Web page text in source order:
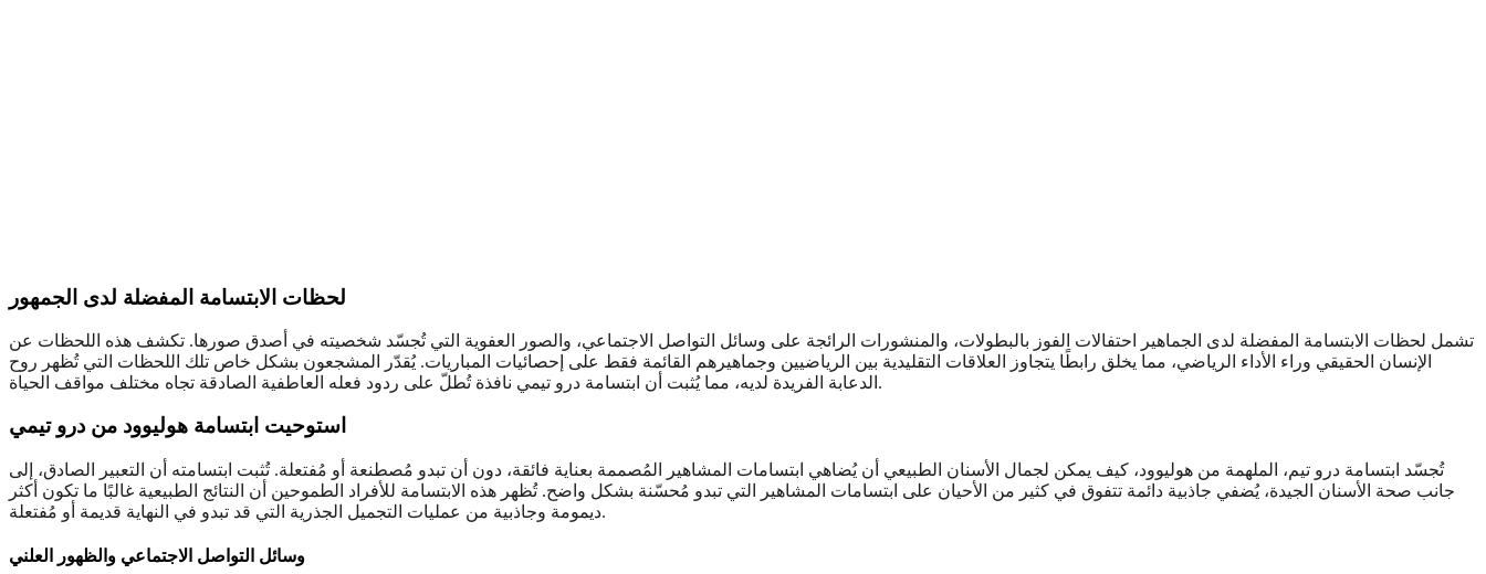
لحظات الابتسامة المفضلة لدى الجمهور
تشمل لحظات الابتسامة المفضلة لدى الجماهير احتفالات الفوز بالبطولات، والمنشورات الرائجة على وسائل التواصل الاجتماعي، والصور العفوية التي تُجسّد شخصيته في أصدق صورها. تكشف هذه اللحظات عن
الإنسان الحقيقي وراء الأداء الرياضي، مما يخلق رابطًا يتجاوز العلاقات التقليدية بين الرياضيين وجماهيرهم القائمة فقط على إحصائيات المباريات. يُقدّر المشجعون بشكل خاص تلك اللحظات التي تُظهر روح
الدعابة الفريدة لديه، مما يُثبت أن ابتسامة درو تيمي نافذة تُطلّ على ردود فعله العاطفية الصادقة تجاه مختلف مواقف الحياة.
استوحيت ابتسامة هوليوود من درو تيمي
تُجسّد ابتسامة درو تيم، الملهمة من هوليوود، كيف يمكن لجمال الأسنان الطبيعي أن يُضاهي ابتسامات المشاهير المُصممة بعناية فائقة، دون أن تبدو مُصطنعة أو مُفتعلة. تُثبت ابتسامته أن التعبير الصادق، إلى
جانب صحة الأسنان الجيدة، يُضفي جاذبية دائمة تتفوق في كثير من الأحيان على ابتسامات المشاهير التي تبدو مُحسّنة بشكل واضح. تُظهر هذه الابتسامة للأفراد الطموحين أن النتائج الطبيعية غالبًا ما تكون أكثر
ديمومة وجاذبية من عمليات التجميل الجذرية التي قد تبدو في النهاية قديمة أو مُفتعلة.
وسائل التواصل الاجتماعي والظهور العلني